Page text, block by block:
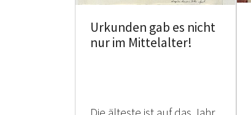
Urkunden gab es nicht
nur im Mittelalter!